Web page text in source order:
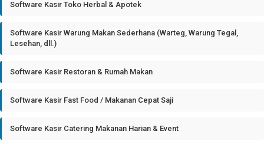
Software Kasir Toko Herbal & Apotek
Software Kasir Warung Makan Sederhana (Warteg, Warung Tegal,
Lesehan, dll.)
Software Kasir Restoran & Rumah Makan
Software Kasir Fast Food / Makanan Cepat Saji
Software Kasir Catering Makanan Harian & Event